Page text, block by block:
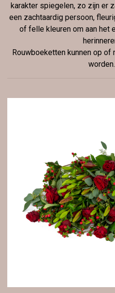
karakter spiegelen, zo zijn er
een zachtaardig persoon,
of felle kleuren om aan het
Rouwboeketten kunnen op
worden.